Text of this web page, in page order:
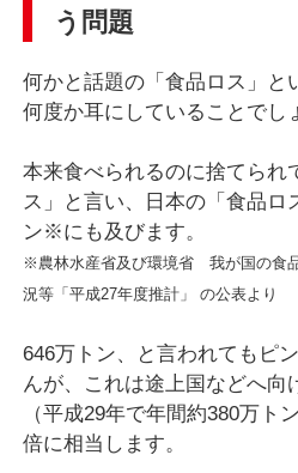
う問題
何かと話題の「食品ロス」と
何度か耳にしていることでし
本来食べられるのに捨てられ
ス」と言い、日本の「食品ロ
ン※にも及びます。
※農林水産省及び環境省 我が国の食
況等「平成27年度推計」 の公表より
646万トン、と言われてもピ
んが、これは途上国などへ向
（平成29年で年間約380万ト
倍に相当します。